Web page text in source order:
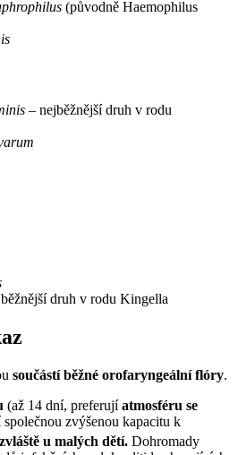
(původně Haemophilus
– nejběžnější druh v rodu
druh v rodu Kingella
součástí běžné orofaryngeální flóry.
(až 14 dní, preferujíatmosféru se
společnou zvýšenou kapacitu k
u malých dětí. Dohromady